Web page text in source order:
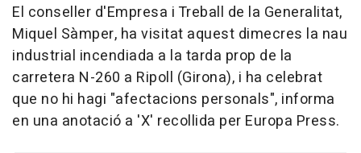
El conseller d'Empresa i Treball de la Generalitat,
Miquel Sàmper, ha visitat aquest dimecres la nau
industrial incendiada a la tarda prop de la
carretera N-260 a Ripoll (Girona), i ha celebrat
que no hi hagi "afectacions personals", informa
en una anotació a 'X' recollida per Europa Press.